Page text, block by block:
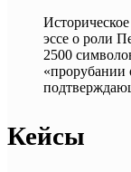
эссе о роли
2500
«прорубании
Кейсы